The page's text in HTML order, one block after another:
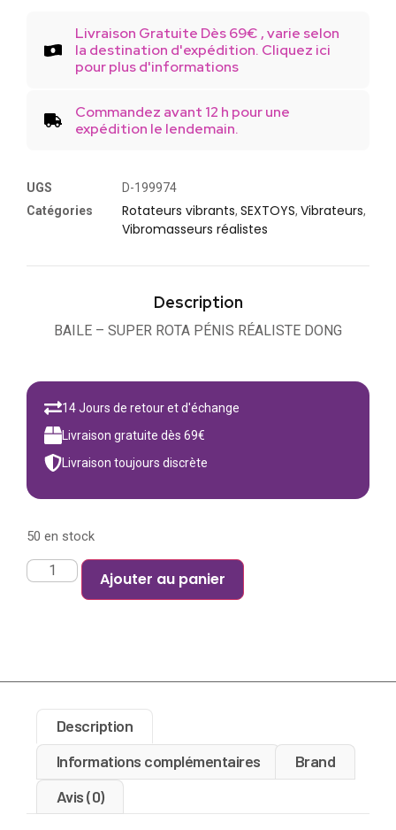
Livraison Gratuite Dès 69€ , varie selon
la destination d'expédition. Cliquez ici
pour plus d'informations
Commandez avant 12 h pour une
expédition le lendemain.
UGS
D-199974
Catégories
Rotateurs vibrants, SEXTOYS, Vibrateurs,
Vibromasseurs réalistes
Description
BAILE – SUPER ROTA PÉNIS RÉALISTE DONG
14 Jours de retour et d'échange
Livraison gratuite dès 69€
Livraison toujours discrète
50 en stock
Ajouter au panier
Description
Informations complémentaires
Brand
Avis (0)